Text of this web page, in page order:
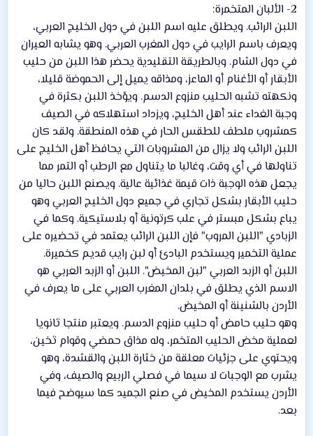
2- الألبان المتخمرة:
اللبن الرائب. ويطلق عليه اسم اللبن في دول الخليج العربي،
ويعرف باسم الرايب في دول المغرب العربي. وهو يشابه العيران
في دول الشام. وبالطريقة التقليدية يحضر هذا اللبن من حليب
الأبقار أو الأغنام أو الماعز، ومذاقه يميل إلى الحموضة قليلا،
ونكهته تشبه الحليب منزوع الدسم. ويؤخذ اللبن بكثرة في
وجبة الغداء عند أهل الخليج، ويزداد استهلاكه في الصيف
كمشروب ملطف للطقس الحار في هذه المنطقة. ولقد كان
اللبن الرائب ولا يزال من المشروبات التي يحافظ أهل الخليج على
تناولها في أي وقت، وغالبا ما يتناول مع الرطب أو التمر مما
يجعل هذه الوجبة ذات قيمة غذائية عالية. ويصنع اللبن حاليا من
حليب الأبقار بشكل تجاري في جميع دول الخليج العربي وهو
يباع بشكل مبستر في علب كرتونية أو بلاستيكية. وكما في
الزبادي "اللبن المروب" فإن اللبن الرائب يعتمد في تحضيره على
عملية التخمير ويستخدم البادئ أو لبن رايب قديم كخميرة.
اللبن أو الزبد العربي "لبن المخيض". اللبن أو الزبد العربي هو
الاسم الذي يطلق في بلدان المغرب العربي على ما يعرف في
الأردن بالشنينة أو المخيض.
وهو حليب حامض أو حليب منزوع الدسم. ويعتبر منتجا ثانويا
لعملية مخض الحليب المتخمر، وله مذاق حمضي وقوام ثخين،
ويحتوي على جزئيات معلقة من خثارة اللبن والقشدة، وهو
يشرب مع الوجبات لا سيما في فصلي الربيع والصيف، وفي
الأردن يستخدم المخيض في صنع الجميد كما سيوضح فيما
بعد.